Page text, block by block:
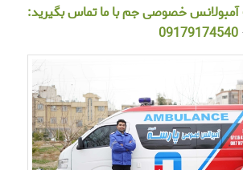
خصوصی جم با ما تماس بگیرید:
09179174540